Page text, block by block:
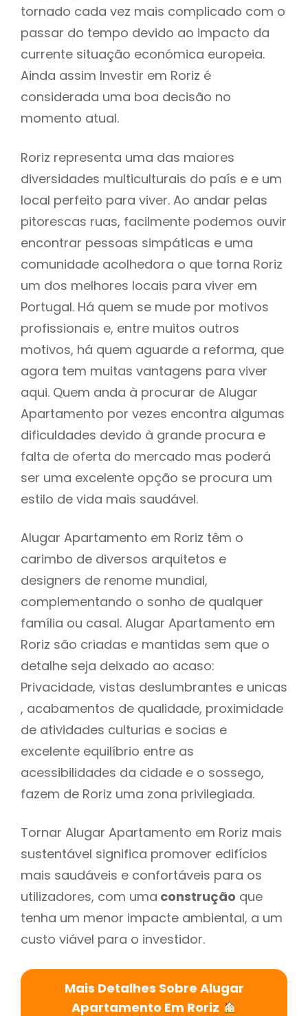
tornado cada vez mais complicado com o
passar do tempo devido ao impacto da
currente situação económica europeia.
Ainda assim Investir em Roriz é
considerada uma boa decisão no
momento atual.
Roriz representa uma das maiores
diversidades multiculturais do país e e um
local perfeito para viver. Ao andar pelas
pitorescas ruas, facilmente podemos ouvir
encontrar pessoas simpáticas e uma
comunidade acolhedora o que torna Roriz
um dos melhores locais para viver em
Portugal. Há quem se mude por motivos
profissionais e, entre muitos outros
motivos, há quem aguarde a reforma, que
agora tem muitas vantagens para viver
aqui. Quem anda à procurar de Alugar
Apartamento por vezes encontra algumas
dificuldades devido à grande procura e
falta de oferta do mercado mas poderá
ser uma excelente opção se procura um
estilo de vida mais saudável.
Alugar Apartamento em Roriz têm o
carimbo de diversos arquitetos e
designers de renome mundial,
complementando o sonho de qualquer
família ou casal. Alugar Apartamento em
Roriz são criadas e mantidas sem que o
detalhe seja deixado ao acaso:
Privacidade, vistas deslumbrantes e unicas
, acabamentos de qualidade, proximidade
de atividades culturias e socias e
excelente equilíbrio entre as
acessibilidades da cidade e o sossego,
fazem de Roriz uma zona privilegiada.
Tornar Alugar Apartamento em Roriz mais
sustentável significa promover edifícios
mais saudáveis e confortáveis para os
utilizadores, com uma construção que
tenha um menor impacte ambiental, a um
custo viável para o investidor.
Mais Detalhes Sobre Alugar
Apartamento Em Roriz